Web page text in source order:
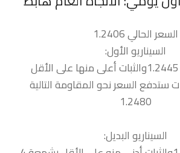
السعر الحالي 1.2406
السيناريو الأول:
كسر المقاومة 1.2445والثبات أعلى منها على الأقل
ساعات ستدفع السعر نحو المقاومة التالية
1.2480
السيناريو البديل: